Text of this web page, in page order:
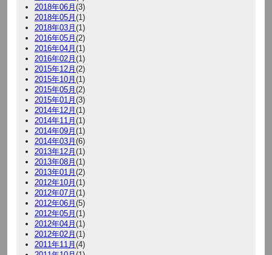
2018年06月(3)
2018年05月(1)
2018年03月(1)
2016年05月(2)
2016年04月(1)
2016年02月(1)
2015年12月(2)
2015年10月(1)
2015年05月(2)
2015年01月(3)
2014年12月(1)
2014年11月(1)
2014年09月(1)
2014年03月(6)
2013年12月(1)
2013年08月(1)
2013年01月(2)
2012年10月(1)
2012年07月(1)
2012年06月(5)
2012年05月(1)
2012年04月(1)
2012年02月(1)
2011年11月(4)